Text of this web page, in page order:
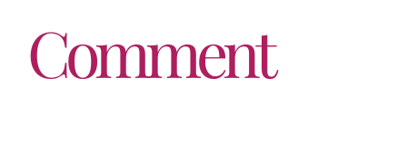
Comment